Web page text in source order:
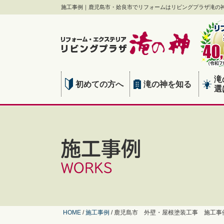
施工事例｜鹿児島市・姶良市でリフォームはリビングプラザ滝の
初めての方へ 滝の神を知る
滝
選
施工事例
WORKS
HOME /施工事例 / 鹿児島市 外壁・屋根塗装工事 施工事